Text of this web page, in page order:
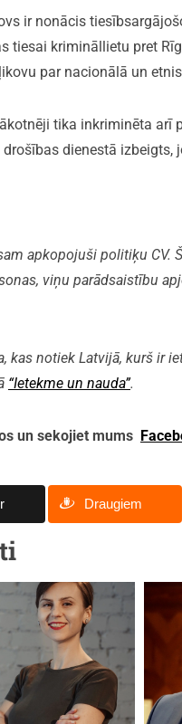
ir nonācis
tiesai krimināllietu pret
par nacionālā un
tika inkriminēta arī
dienestā
apkopojuši politiķu CV.
viņu parādsaistību
kas notiek Latvijā, kurš ir
“Ietekme un nauda”.
un sekojiet mums
Draugiem